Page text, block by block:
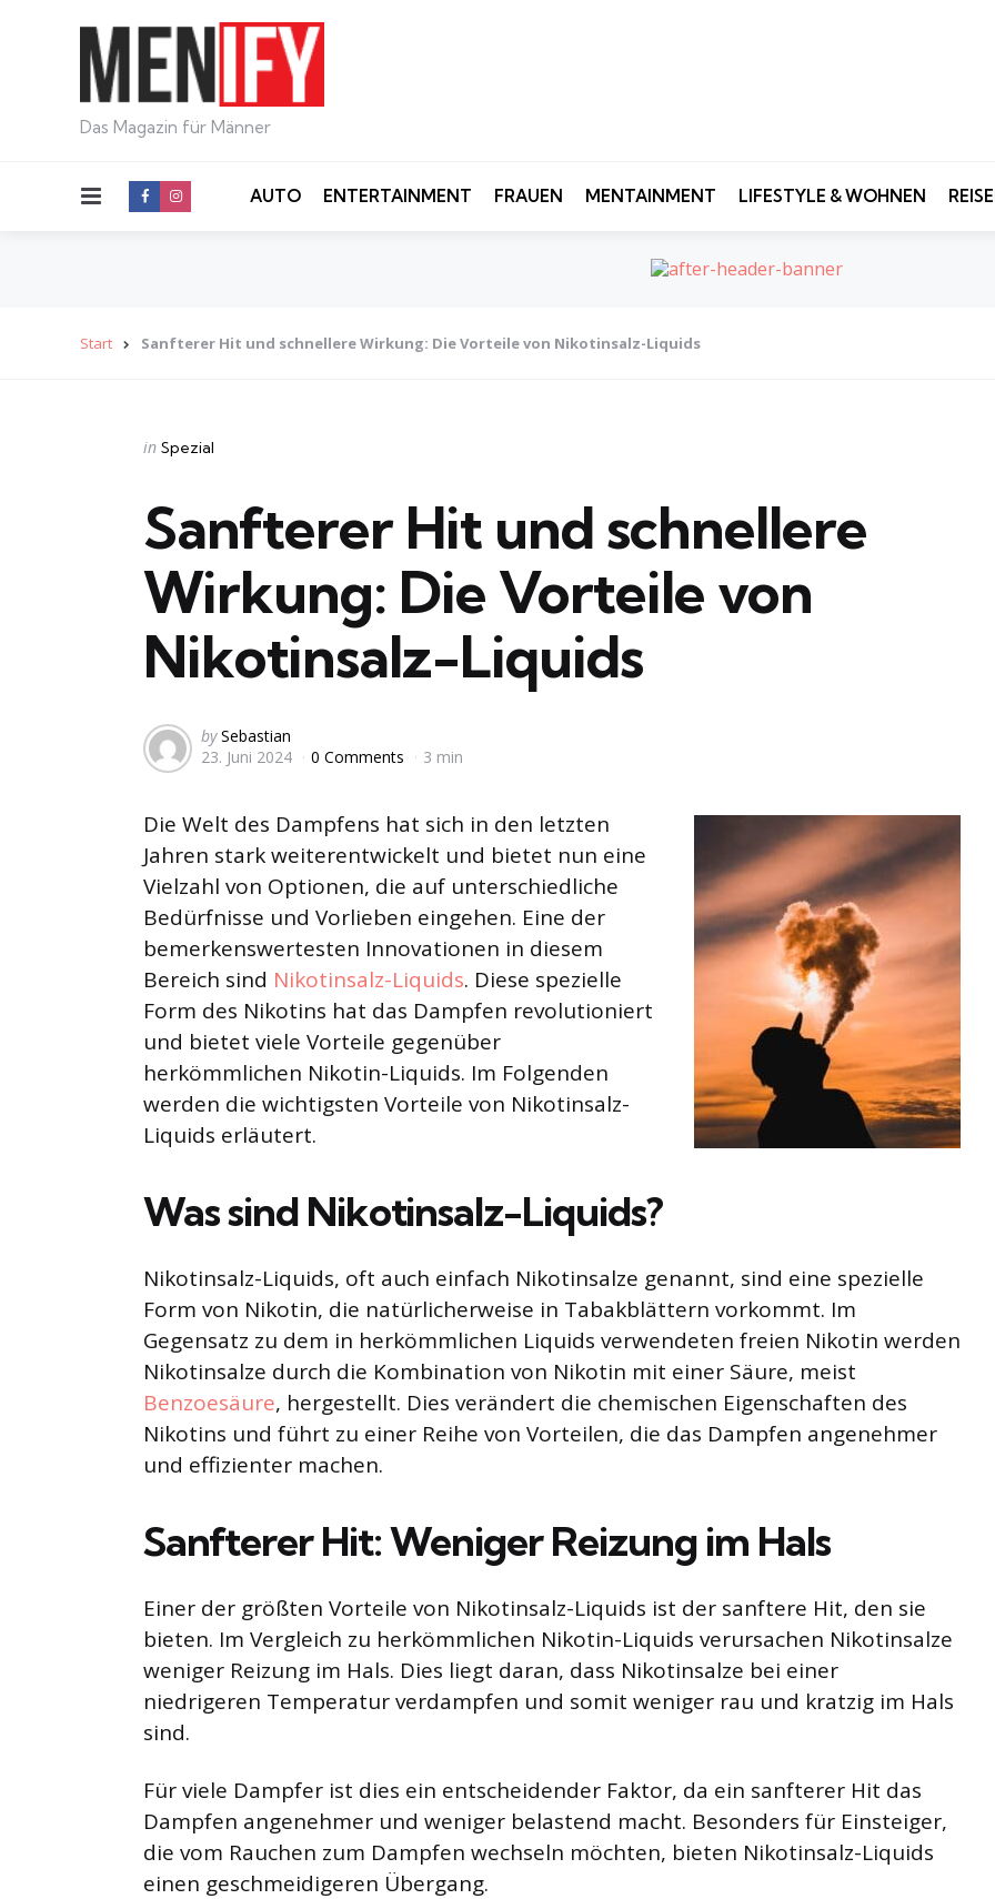
Das Magazin für Männer
Menu AUTO ENTERTAINMENT FRAUEN MENTAINMENT LIFESTYLE & WOHNEN
Start Sanfterer Hit und schnellere Wirkung: Die Vorteile von Nikotinsalz-Liquids
Categories
Posted
in Spezial
Sanfterer Hit und schnellere
Wirkung: Die Vorteile von
Nikotinsalz-Liquids
Posted
by
by Sebastian
23. Juni 2024
0 Comments 3 min
Die Welt des Dampfens hat sich in den letzten
Jahren stark weiterentwickelt und bietet nun eine
Vielzahl von Optionen, die auf unterschiedliche
Bedürfnisse und Vorlieben eingehen. Eine der
bemerkenswertesten Innovationen in diesem
Bereich sind Nikotinsalz-Liquids. Diese spezielle
Form des Nikotins hat das Dampfen revolutioniert
und bietet viele Vorteile gegenüber
herkömmlichen Nikotin-Liquids. Im Folgenden
werden die wichtigsten Vorteile von Nikotinsalz-
Liquids erläutert.
Was sind Nikotinsalz-Liquids?
Nikotinsalz-Liquids, oft auch einfach Nikotinsalze genannt, sind eine spezielle
Form von Nikotin, die natürlicherweise in Tabakblättern vorkommt. Im
Gegensatz zu dem in herkömmlichen Liquids verwendeten freien Nikotin werden
Nikotinsalze durch die Kombination von Nikotin mit einer Säure, meist
Benzoesäure, hergestellt. Dies verändert die chemischen Eigenschaften des
Nikotins und führt zu einer Reihe von Vorteilen, die das Dampfen angenehmer
und effizienter machen.
Sanfterer Hit: Weniger Reizung im Hals
Einer der größten Vorteile von Nikotinsalz-Liquids ist der sanftere Hit, den sie
bieten. Im Vergleich zu herkömmlichen Nikotin-Liquids verursachen Nikotinsalze
weniger Reizung im Hals. Dies liegt daran, dass Nikotinsalze bei einer
niedrigeren Temperatur verdampfen und somit weniger rau und kratzig im Hals
sind.
Für viele Dampfer ist dies ein entscheidender Faktor, da ein sanfterer Hit das
Dampfen angenehmer und weniger belastend macht. Besonders für Einsteiger,
die vom Rauchen zum Dampfen wechseln möchten, bieten Nikotinsalz-Liquids
einen geschmeidigeren Übergang.